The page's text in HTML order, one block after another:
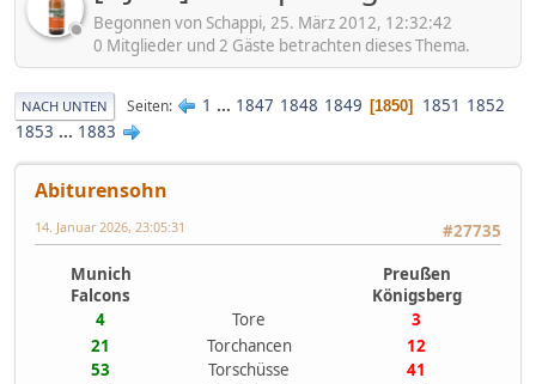
Begonnen von Schappi, 25. März 2012, 12:32:42
0 Mitglieder und 2 Gäste betrachten dieses Thema.
NACH UNTEN Seiten 1 ... 1847 1848 1849 1850 1851 1852
1853 ... 1883
Abiturensohn
#27735
14. Januar 2026, 23:05:31
Munich
Falcons
Preußen
Königsberg
4
Tore
3
21
Torchancen
12
53
Torschüsse
41